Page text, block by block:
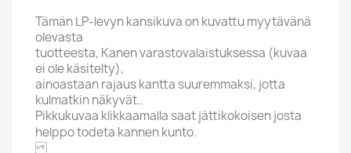
Tämän LP-levyn kansikuva on kuvattu myytävänä
olevasta
tuotteesta, Kanen varastovalaistuksessa (kuvaa
ei ole käsitelty),
ainoastaan rajaus kantta suuremmaksi, jotta
kulmatkin näkyvät..
Pikkukuvaa klikkaamalla saat jättikokoisen josta
helppo todeta kannen kunto.